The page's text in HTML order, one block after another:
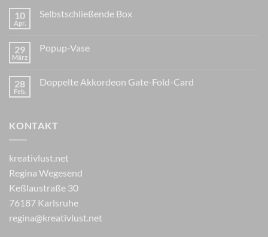
10
Apr.
Selbstschließende Box
29
März
Popup-Vase
28
Feb.
Doppelte Akkordeon Gate-Fold-Card
KONTAKT
kreativlust.net
Regina Wegesend
Keßlaustraße 30
76187 Karlsruhe
regina@kreativlust.net